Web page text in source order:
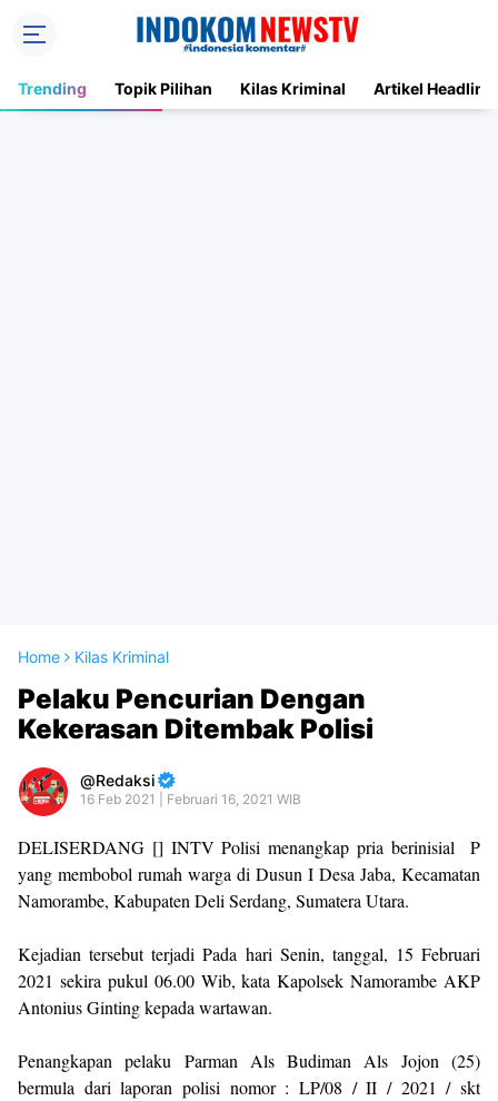
Trending Topik Pilihan Kilas Kriminal Artikel Headline
Home Kilas Kriminal
Pelaku Pencurian Dengan
Kekerasan Ditembak Polisi
Redaksi
16 Feb 2021 | Februari 16, 2021 WIB
DELISERDANG [] INTV Polisi menangkap pria berinisial P
yang membobol rumah warga di Dusun I Desa Jaba, Kecamatan
Namorambe, Kabupaten Deli Serdang, Sumatera Utara.
Kejadian tersebut terjadi Pada hari Senin, tanggal, 15 Februari
2021 sekira pukul 06.00 Wib, kata Kapolsek Namorambe AKP
Antonius Ginting kepada wartawan.
Penangkapan pelaku Parman Als Budiman Als Jojon (25)
bermula dari laporan polisi nomor : LP/08 / II / 2021 / skt